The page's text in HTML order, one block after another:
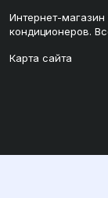
Интернет-
кондиционеров.
Карта сайта